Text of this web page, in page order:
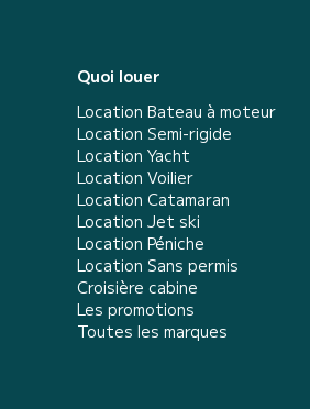
Quoi louer
Location Bateau à moteur
Location Semi-rigide
Location Yacht
Location Voilier
Location Catamaran
Location Jet ski
Location Péniche
Location Sans permis
Croisière cabine
Les promotions
Toutes les marques